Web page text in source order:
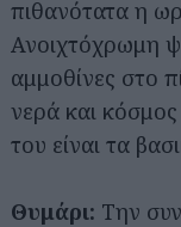
πιθανότατα η
Ανοιχτόχρωμη
αμμοθίνες στο
νερά και
του είναι τα
Θυμάρι: Την